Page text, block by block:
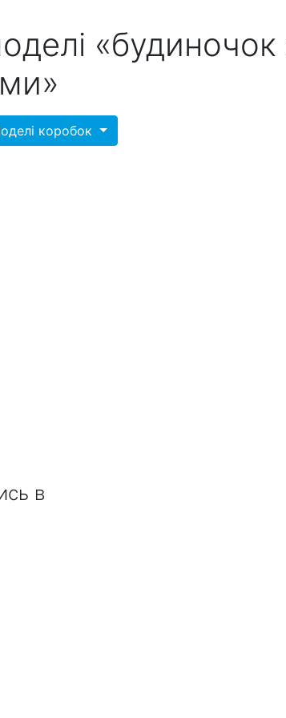
«будиночок
коробок
в